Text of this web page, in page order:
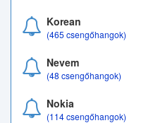
Korean
(465 csengőhangok)
Nevem
(48 csengőhangok)
Nokia
(114 csengőhangok)